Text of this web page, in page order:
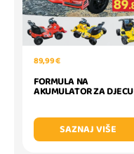
89,99 €
FORMULA NA
AKUMULATOR ZA DJECU
SAZNAJ VIŠE